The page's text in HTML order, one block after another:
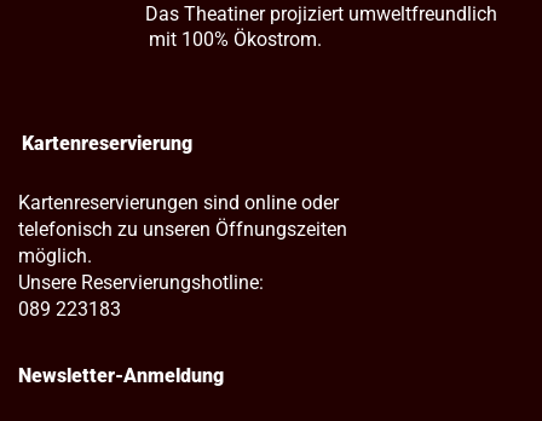
Das Theatiner projiziert umweltfreundlich
mit 100% Ökostrom.
Kartenreservierung
Kartenreservierungen sind online oder
telefonisch zu unseren Öffnungszeiten
möglich.
Unsere Reservierungshotline:
089 223183
Newsletter-Anmeldung